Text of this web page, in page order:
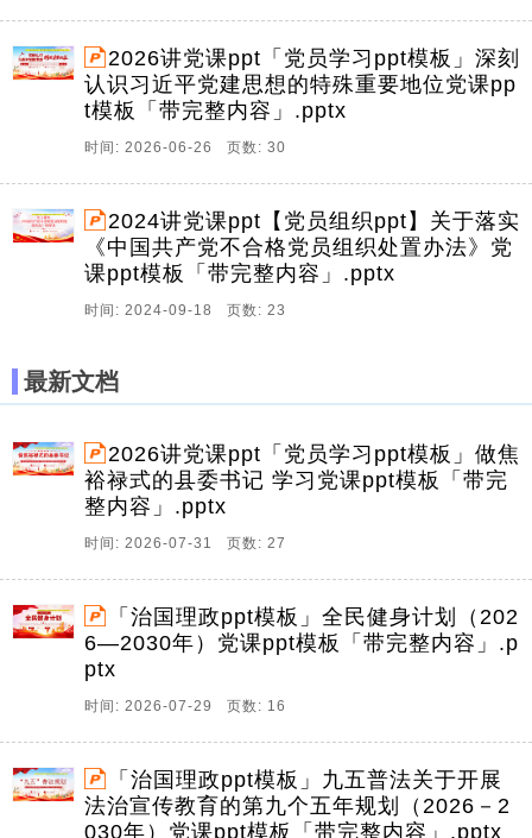
2026讲党课ppt「党员学习ppt模板」深刻
认识习近平党建思想的特殊重要地位党课pp
t模板「带完整内容」.pptx
时间: 2026-06-26 页数: 30
2024讲党课ppt【党员组织ppt】关于落实
《中国共产党不合格党员组织处置办法》党
课ppt模板「带完整内容」.pptx
时间: 2024-09-18 页数: 23
最新文档
2026讲党课ppt「党员学习ppt模板」做焦
裕禄式的县委书记 学习党课ppt模板「带完
整内容」.pptx
时间: 2026-07-31 页数: 27
「治国理政ppt模板」全民健身计划（202
6—2030年）党课ppt模板「带完整内容」.p
ptx
时间: 2026-07-29 页数: 16
「治国理政ppt模板」九五普法关于开展
法治宣传教育的第九个五年规划（2026－2
030年）党课ppt模板「带完整内容」.pptx